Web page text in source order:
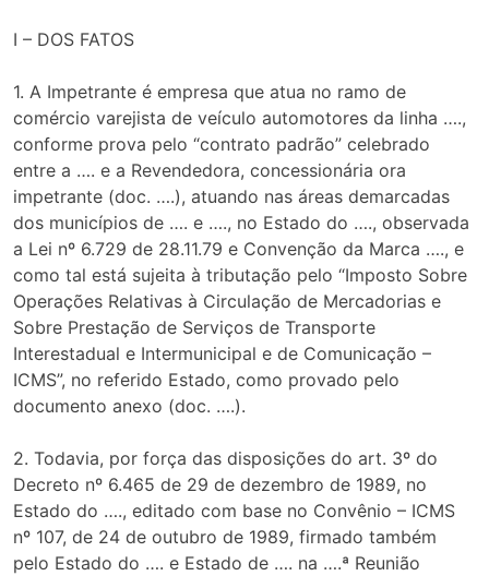
I – DOS FATOS
1. A Impetrante é empresa que atua no ramo de
comércio varejista de veículo automotores da linha ….,
conforme prova pelo “contrato padrão” celebrado
entre a …. e a Revendedora, concessionária ora
impetrante (doc. ….), atuando nas áreas demarcadas
dos municípios de …. e …., no Estado do …., observada
a Lei nº 6.729 de 28.11.79 e Convenção da Marca …., e
como tal está sujeita à tributação pelo “Imposto Sobre
Operações Relativas à Circulação de Mercadorias e
Sobre Prestação de Serviços de Transporte
Interestadual e Intermunicipal e de Comunicação –
ICMS”, no referido Estado, como provado pelo
documento anexo (doc. ….).
2. Todavia, por força das disposições do art. 3º do
Decreto nº 6.465 de 29 de dezembro de 1989, no
Estado do …., editado com base no Convênio – ICMS
nº 107, de 24 de outubro de 1989, firmado também
pelo Estado do …. e Estado de …. na ….ª Reunião